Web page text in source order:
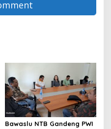
Bawaslu NTB Gandeng PWI